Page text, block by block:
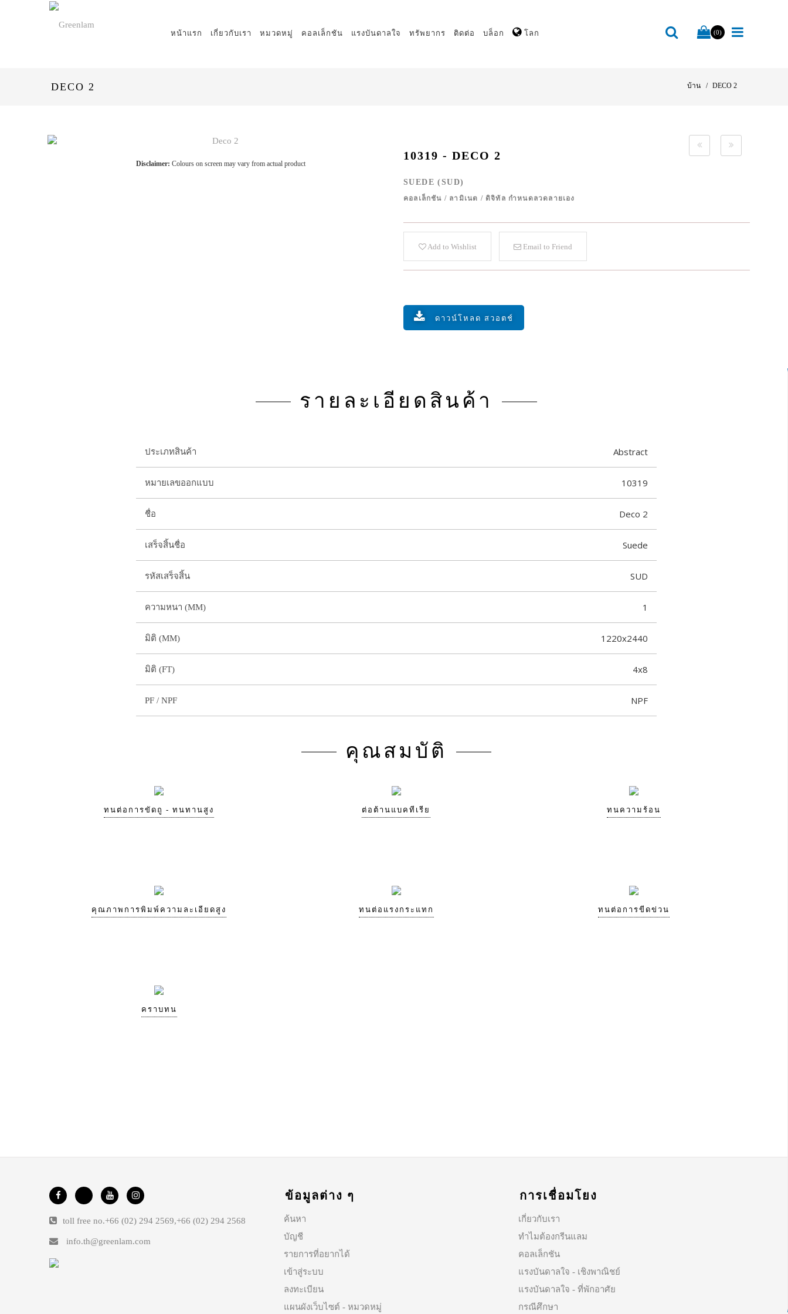
หน้าแรก เกี่ยวกับเรา หมวดหมู่ คอลเล็กชัน แรงบันดาลใจ ทรัพยากร ติดต่อ บล็อก โลก (0)
DECO 2 บ้าน DECO 2
Disclaimer: Colours on screen may vary from actual product
10319 - DECO 2
SUEDE (SUD)
คอลเล็กชัน / ลามิเนต / ดิจิทัล กำหนดลวดลายเอง
Add to Wishlist Email to Friend
ดาวน์โหลด สวอตช์
รายละเอียดสินค้า
ประเภทสินค้า Abstract
หมายเลขออกแบบ 10319
ชื่อ Deco 2
เสร็จสิ้นชื่อ Suede
รหัสเสร็จสิ้น SUD
ความหนา (MM) 1
มิติ (MM) 1220x2440
มิติ (FT) 4x8
PF / NPF NPF
คุณสมบัติ
ทนต่อการขัดถู - ทนทานสูง ต่อต้านแบคทีเรีย ทนความร้อน
คุณภาพการพิมพ์ความละเอียดสูง ทนต่อแรงกระแทก ทนต่อการขีดข่วน
คราบทน
toll free no.+66 (02) 294 2569,+66 (02) 294 2568
info.th@greenlam.com
ข้อมูลต่าง ๆ
ค้นหา
บัญชี
รายการที่อยากได้
เข้าสู่ระบบ
ลงทะเบียน
แผนผังเว็บไซต์ - หมวดหมู่
การเชื่อมโยง
เกี่ยวกับเรา
ทำไมต้องกรีนแลม
คอลเล็กชัน
แรงบันดาลใจ - เชิงพาณิชย์
แรงบันดาลใจ - ที่พักอาศัย
กรณีศึกษา